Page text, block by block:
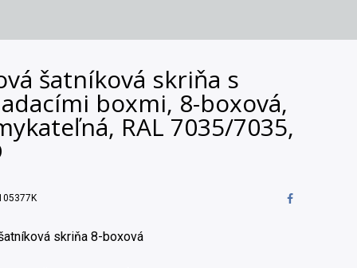
šatníková skriňa s
boxmi, 8-boxová,
RAL 7035/7035,
skriňa 8-boxová